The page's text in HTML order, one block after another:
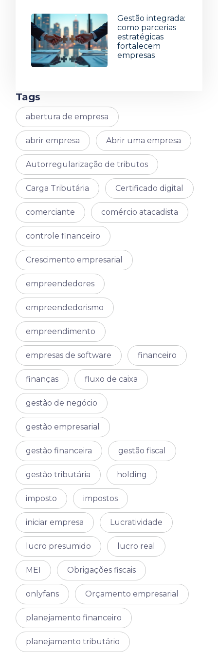
Gestão integrada:
como parcerias
estratégicas
fortalecem
empresas
Tags
abertura de empresa
abrir empresa Abrir uma empresa
Autorregularização de tributos
Carga Tributária Certificado digital
comerciante comércio atacadista
controle financeiro
Crescimento empresarial
empreendedores
empreendedorismo
empreendimento
empresas de software financeiro
finanças fluxo de caixa
gestão de negócio
gestão empresarial
gestão financeira gestão fiscal
gestão tributária holding
imposto impostos
iniciar empresa Lucratividade
lucro presumido lucro real
MEI Obrigações fiscais
onlyfans Orçamento empresarial
planejamento financeiro
planejamento tributário